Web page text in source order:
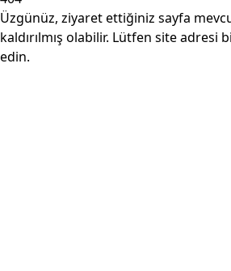
Üzgünüz, ziyaret ettiğiniz sayfa
kaldırılmış olabilir. Lütfen site adresi
edin.